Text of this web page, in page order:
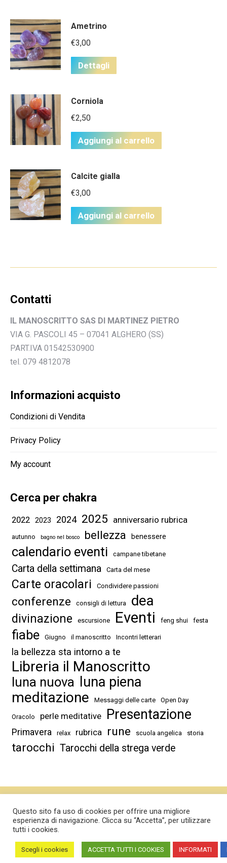
Ametrino
€3,00
Dettagli
Corniola
€2,50
Aggiungi al carrello
Calcite gialla
€3,00
Aggiungi al carrello
Contatti
IL MANOSCRITTO SAS DI MARTINEZ PIETRO
VIA G. PASCOLI 45 – 07041 ALGHERO (SS)
PART.IVA 01542530900
tel. 079 4812078
Informazioni acquisto
Condizioni di Vendita
Privacy Policy
My account
Cerca per chakra
2022 2023 2024 2025 anniversario rubrica
autunno bagno nel bosco bellezza benessere
calendario eventi campane tibetane
Carta della settimana Carta del mese
Carte oracolari Condividere passioni
conferenze consigli di lettura dea
divinazione escursione Eventi feng shui festa
fiabe Giugno il manoscritto Incontri letterari
la bellezza sta intorno a te
Libreria il Manoscritto
luna nuova luna piena
meditazione Messaggi delle carte Open Day
Oracolo perle meditative Presentazione
Primavera relax rubrica rune scuola angelica storia
tarocchi Tarocchi della strega verde
Libreria il Manoscritto sas
P.IVA 01542530900
Questo sito fa uso di cookies per offrire una migliore
esperienza di navigazione. Clicca su “Accetta”, per utilizzare
tutti i cookies.
Scegli i cookies ACCETTA TUTTI I COOKIES INFORMATI
Phone Email FacebookInstagramGoogle